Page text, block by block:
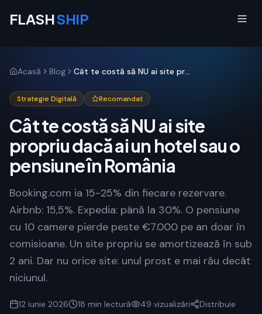
FLASHSHIP
Acasă Blog Cât te costă să NU ai site propriu dacă ai un hotel sau o pensiune în România
Strategie Digitală Recomandat
Cât te costă să NU ai site
propriu dacă ai un hotel sau o
pensiune în România
Booking.com ia 15-25% din fiecare rezervare.
Airbnb: 15,5%. Expedia: până la 30%. O pensiune
cu 10 camere pierde peste €7.000 pe an doar în
comisioane. Un site propriu se amortizează în sub
2 ani. Dar nu orice site: unul prost e mai rău decât
niciunul.
12 iunie 2026 18 min lectură 49 vizualizări Distribuie